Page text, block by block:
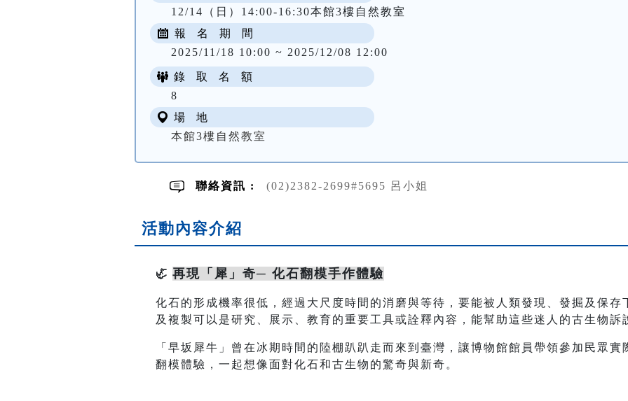
12/14（日）14:00-16:30本館3樓自然教室
報 名 期 間
2025/11/18 10:00 ~ 2025/12/08 12:00
錄 取 名 額
8
場 地
本館3樓自然教室
聯絡資訊 : (02)2382-2699#5695 呂小姐
活動內容介紹
🦏 再現「犀」奇─ 化石翻模手作體驗
化石的形成機率很低，經過大尺度時間的消磨與等待，要能被人類發現、發掘及保
及複製可以是研究、展示、教育的重要工具或詮釋內容，能幫助這些迷人的古生物訴
「早坂犀牛」曾在冰期時間的陸棚趴趴走而來到臺灣，讓博物館館員帶領參加民眾
翻模體驗，一起想像面對化石和古生物的驚奇與新奇。